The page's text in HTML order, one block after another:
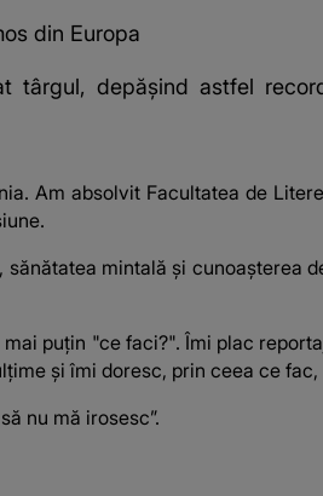
din Europa
târgul, depășind astfel
Am absolvit Facultatea de
mintală și cunoașterea
puțin "ce faci?". Îmi plac
și îmi doresc, prin ceea ce
nu mă irosesc”.